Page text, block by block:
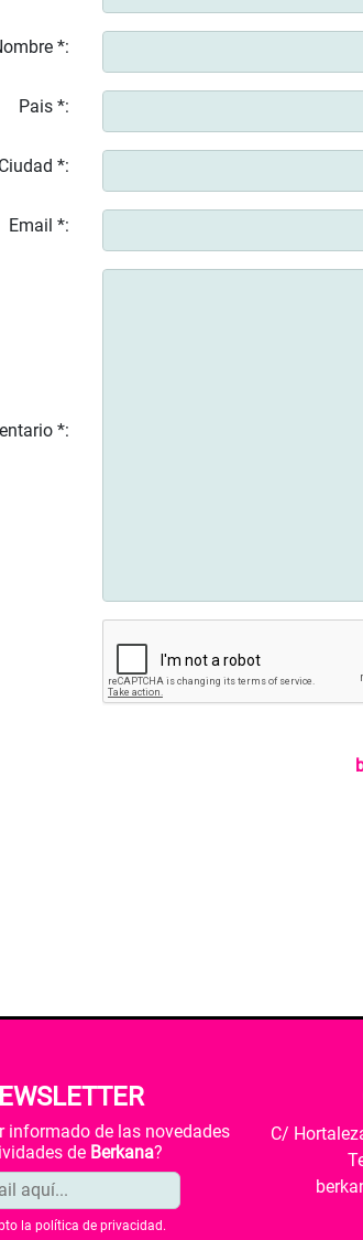
*:
Pais *:
*:
Email *:
*:
informado de las novedades
de Berkana?
la política de privacidad .
C/